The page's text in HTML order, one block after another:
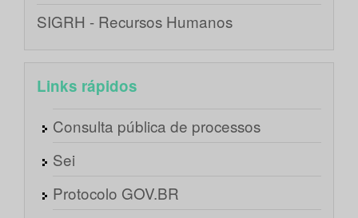
SIGRH - Recursos Humanos
Links rápidos
Consulta pública de processos
Sei
Protocolo GOV.BR